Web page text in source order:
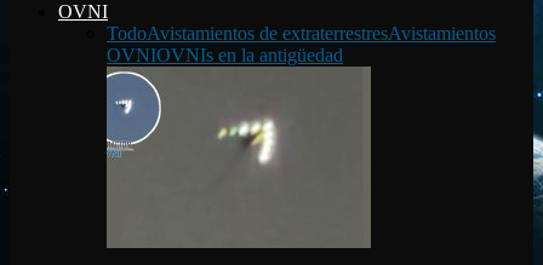
OVNI
TodoAvistamientos de extraterrestresAvistamientos
OVNIOVNIs en la antigüedad